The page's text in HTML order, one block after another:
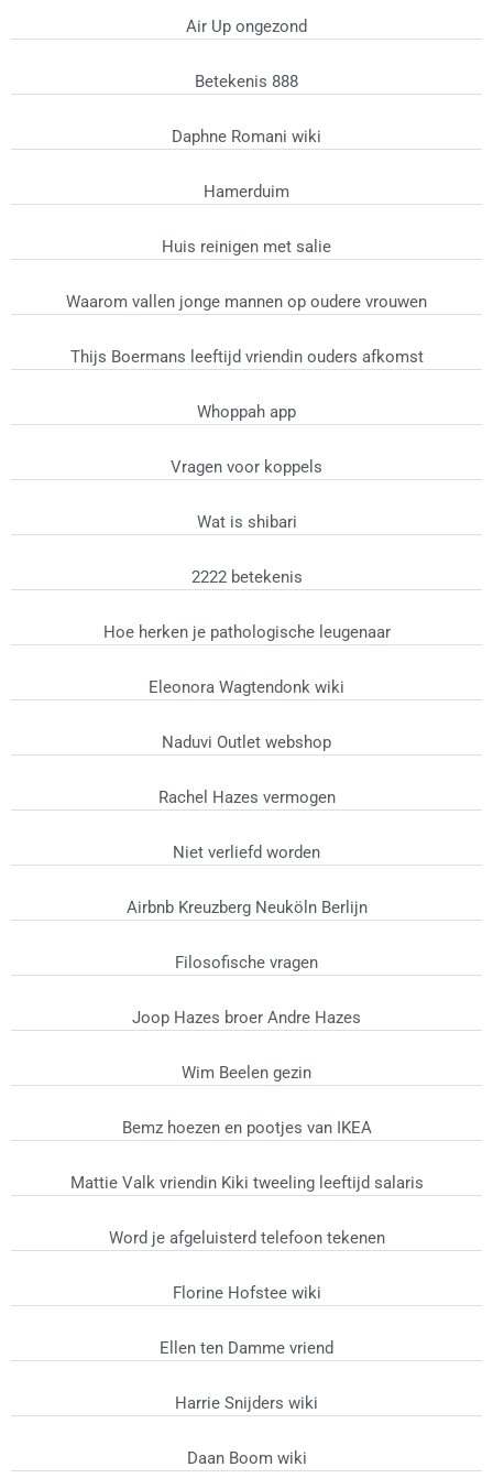
Air Up ongezond
Betekenis 888
Daphne Romani wiki
Hamerduim
Huis reinigen met salie
Waarom vallen jonge mannen op oudere vrouwen
Thijs Boermans leeftijd vriendin ouders afkomst
Whoppah app
Vragen voor koppels
Wat is shibari
2222 betekenis
Hoe herken je pathologische leugenaar
Eleonora Wagtendonk wiki
Naduvi Outlet webshop
Rachel Hazes vermogen
Niet verliefd worden
Airbnb Kreuzberg Neuköln Berlijn
Filosofische vragen
Joop Hazes broer Andre Hazes
Wim Beelen gezin
Bemz hoezen en pootjes van IKEA
Mattie Valk vriendin Kiki tweeling leeftijd salaris
Word je afgeluisterd telefoon tekenen
Florine Hofstee wiki
Ellen ten Damme vriend
Harrie Snijders wiki
Daan Boom wiki